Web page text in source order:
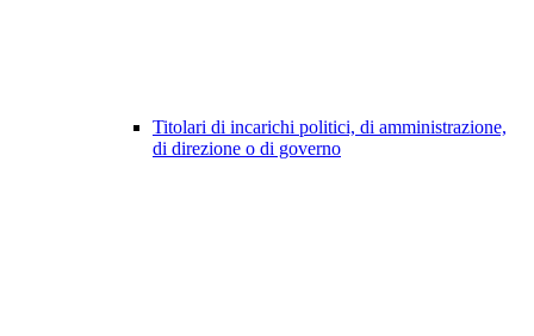
Titolari di incarichi politici, di amministrazione,
di direzione o di governo